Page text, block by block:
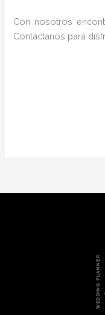
Con nosotros
Contáctanos para